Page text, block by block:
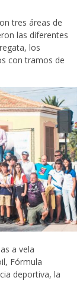
tres áreas de
las diferentes
los
con tramos de
a vela
Fórmula
deportiva, la